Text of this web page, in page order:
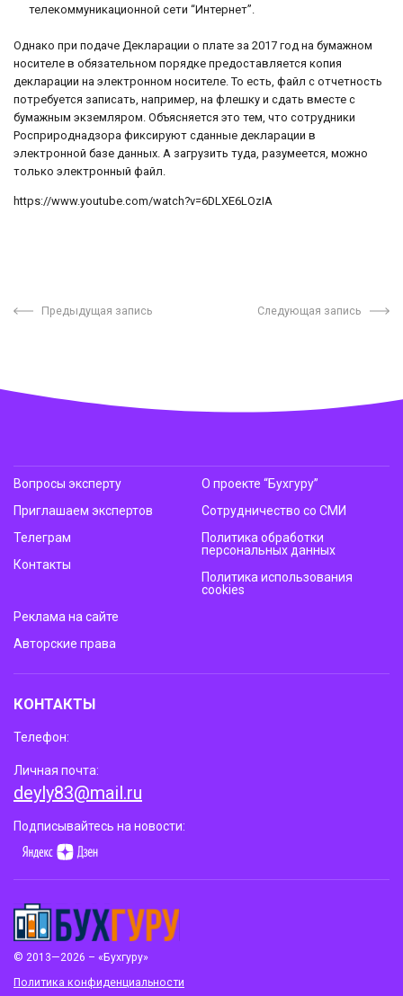
телекоммуникационной сети “Интернет”.
Однако при подаче Декларации о плате за 2017 год на бумажном
носителе в обязательном порядке предоставляется копия
декларации на электронном носителе. То есть, файл с отчетность
потребуется записать, например, на флешку и сдать вместе с
бумажным экземляром. Объясняется это тем, что сотрудники
Росприроднадзора фиксируют сданные декларации в
электронной базе данных. А загрузить туда, разумеется, можно
только электронный файл.
https://www.youtube.com/watch?v=6DLXE6LOzIA
Предыдущая запись Следующая запись
© 2013—2026 – «Бухгуру»
Политика конфиденциальности
Вопросы эксперту
Приглашаем экспертов
Телеграм
Контакты
О проекте “Бухгуру”
Сотрудничество со СМИ
Политика обработки
персональных данных
Политика использования
cookies
Реклама на сайте
Авторские права
КОНТАКТЫ
Телефон:
Личная почта:
deyly83@mail.ru
Подписывайтесь на новости: